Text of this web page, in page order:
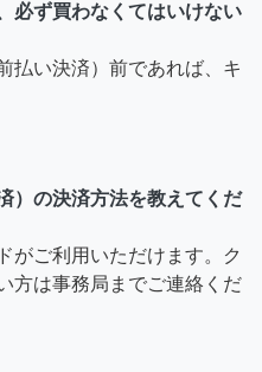
必ず買わなくてはいけない
払い決済）前であれば、キ
）の決済方法を教えてくだ
がご利用いただけます。ク
方は事務局までご連絡くだ